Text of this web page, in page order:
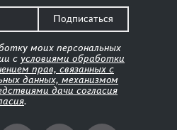
Подписаться
моих персональных
с условиями обработки
прав, связанных с
данных, механизмом
дачи согласия
.